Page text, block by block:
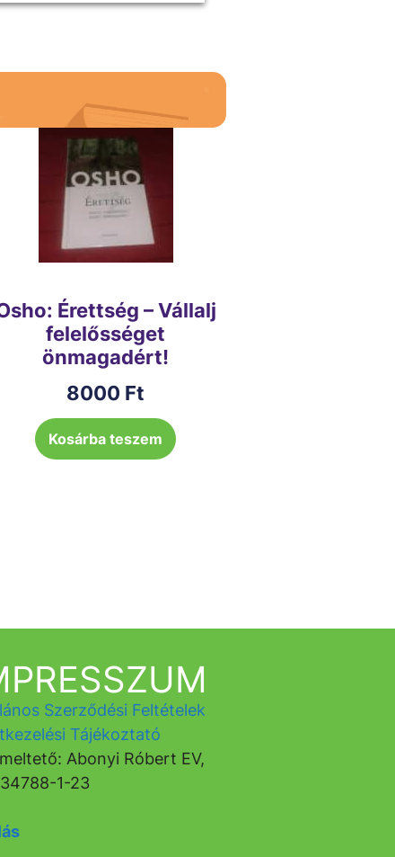
Érettség – Vállalj
felelősséget
önmagadért!
8000 Ft
Kosárba teszem
Szerződési Feltételek
Tájékoztató
Abonyi Róbert EV,
1-23